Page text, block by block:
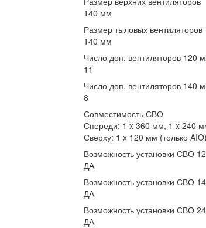
140 мм
Размер тыловых вентиляторов
140 мм
Число доп. вентиляторов 120
11
Число доп. вентиляторов 140
8
Совместимость СВО
Спереди: 1 x 360 мм, 1 x 240
Сверху: 1 x 120 мм (только
Возможность установки СВО
ДА
Возможность установки СВО
ДА
Возможность установки СВО
ДА